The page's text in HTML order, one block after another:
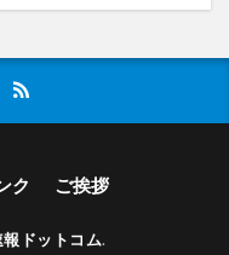
ク ご挨拶
報ドットコム.